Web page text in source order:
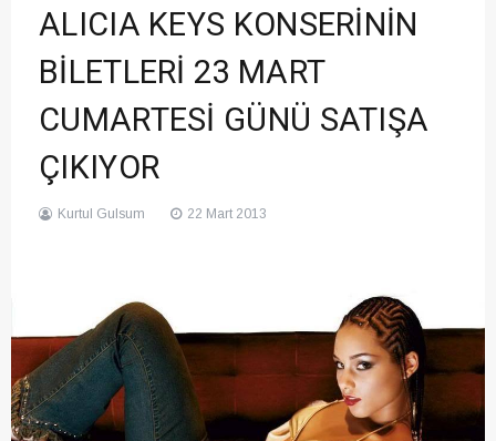
ALICIA KEYS KONSERİNİN
BİLETLERİ 23 MART
CUMARTESİ GÜNÜ SATIŞA
ÇIKIYOR
Kurtul Gulsum 22 Mart 2013